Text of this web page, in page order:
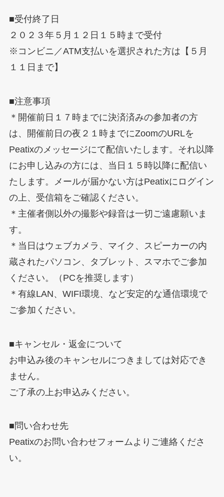
■受付終了日
２０２３年５月１２日１５時まで受付
※コンビニ／ATM支払いを選択された方は【５月
１１日まで】
■注意事項
＊開催前日１７時までに決済済みの参加者の方
は、開催前日の夜２１時までにZoomのURLを
Peatixのメッセージにて配信いたします。それ以降
にお申し込みの方には、当日１５時以降に配信い
たします。メールが届かない方はPeatixにログイン
の上、受信箱をご確認ください。
＊主催者側以外の撮影や録音は一切ご遠慮願いま
す。
＊当日はウェブカメラ、マイク、スピーカーの内
蔵されたパソコン、タブレット、スマホでご参加
ください。（PCを推奨します）
＊有線LAN、WIFI環境、など安定的な通信環境で
ご参加ください。
■キャンセル・返金について
お申込み後のキャンセルにつきましては対応でき
ません。
ご了承の上お申込みください。
■問い合わせ先
Peatixのお問い合わせフォームよりご連絡くださ
い。